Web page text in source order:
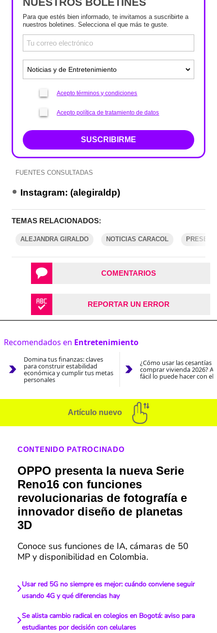
Para que estés bien informado, te invitamos a suscribirte a
nuestros boletines. Selecciona el que más te guste.
Acepto términos y condiciones
Acepto política de tratamiento de datos
SUSCRIBIRME
FUENTES CONSULTADAS
Instagram: (alegiraldp)
TEMAS RELACIONADOS:
ALEJANDRA GIRALDO NOTICIAS CARACOL
COMENTARIOS
REPORTAR UN ERROR
Recomendados en Entretenimiento
Domina tus finanzas: claves
para construir estabilidad
económica y cumplir tus metas
personales
¿Cómo usar las cesantías
comprar vivienda 2026?
fácil lo puede hacer con el
Artículo nuevo
CONTENIDO PATROCINADO
OPPO presenta la nueva Serie
Reno16 con funciones
revolucionarias de fotografía e
innovador diseño de planetas
3D
Conoce sus funciones de IA, cámaras de 50
MP y disponibilidad en Colombia.
Usar red 5G no siempre es mejor: cuándo conviene seguir
usando 4G y qué diferencias hay
Se alista cambio radical en colegios en Bogotá: aviso para
estudiantes por decisión con celulares